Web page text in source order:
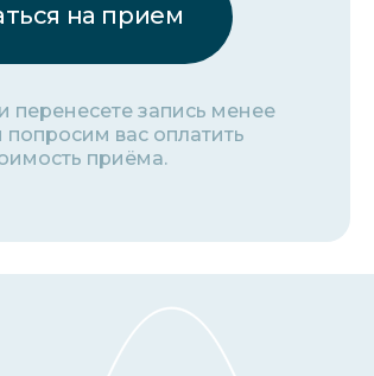
на прием
перенесете запись менее
вас оплатить
приёма.